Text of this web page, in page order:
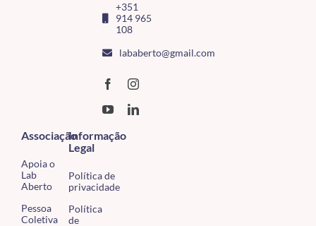
+351
914 965
108
lababerto@gmail.com
Associação
Apoia o
Lab
Aberto
Pessoa
Coletiva
Informação
Legal
Política de
privacidade
Política
de